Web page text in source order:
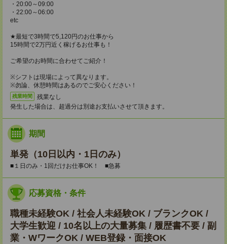
・20:00～09:00
・22:00～06:00
etc
★最短で3時間で5,120円のお仕事から
15時間で2万円近く稼げるお仕事も！
ご希望のお時間に合わせてご紹介！
※シフトは現場によって異なります。
※勿論、休憩時間はあるのでご安心ください！
残業時間
残業なし
発生した場合は、超過分は別途お支払いさせて頂きます。
期間
単発（10日以内・1日のみ）
■１日のみ・1回だけお仕事OK！ ■急募
応募資格・条件
職種未経験OK / 社会人未経験OK / ブランクOK /
大学生歓迎 / 10名以上の大量募集 / 履歴書不要 / 副
業・WワークOK / WEB登録・面接OK